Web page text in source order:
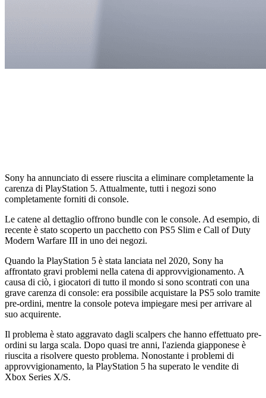
Sony ha annunciato di essere riuscita a eliminare completamente la
carenza di PlayStation 5. Attualmente, tutti i negozi sono
completamente forniti di console.
Le catene al dettaglio offrono bundle con le console. Ad esempio, di
recente è stato scoperto un pacchetto con PS5 Slim e Call of Duty
Modern Warfare III in uno dei negozi.
Quando la PlayStation 5 è stata lanciata nel 2020, Sony ha
affrontato gravi problemi nella catena di approvvigionamento. A
causa di ciò, i giocatori di tutto il mondo si sono scontrati con una
grave carenza di console: era possibile acquistare la PS5 solo tramite
pre-ordini, mentre la console poteva impiegare mesi per arrivare al
suo acquirente.
Il problema è stato aggravato dagli scalpers che hanno effettuato pre-
ordini su larga scala. Dopo quasi tre anni, l'azienda giapponese è
riuscita a risolvere questo problema. Nonostante i problemi di
approvvigionamento, la PlayStation 5 ha superato le vendite di
Xbox Series X/S.